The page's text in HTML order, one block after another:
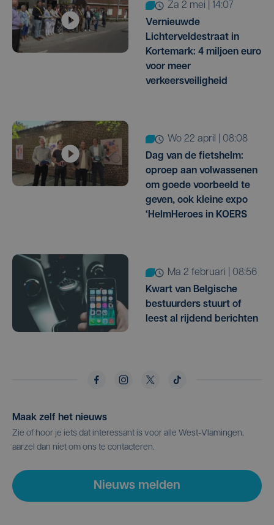
za 2 mei | 14:07
Vernieuwde
Lichterveldestraat in
Kortemark: 4 miljoen euro
voor meer
verkeersveiligheid
wo 22 april | 08:08
Dag van de fietshelm:
oproep aan volwassenen
om goede voorbeeld te
geven, ook kleine expo
‘HelmHeroes in KOERS
ma 2 februari | 08:56
Kwart van Belgische
bestuurders stuurt of
leest al rijdend berichten
Maak zelf het nieuws
Zie of hoor je iets dat interessant is voor alle West-Vlamingen,
aarzel dan niet om ons te contacteren.
Nieuws melden